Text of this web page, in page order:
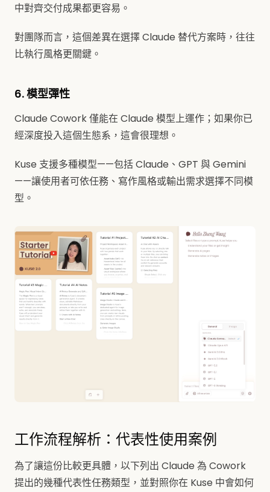
中對齊交付成果都更容易。
對團隊而言，這個差異在選擇 Claude 替代方案時，往往
比執行風格更關鍵。
6. 模型彈性
Claude Cowork 僅能在 Claude 模型上運作；如果你已
經深度投入這個生態系，這會很理想。
Kuse 支援多種模型——包括 Claude、GPT 與 Gemini
——讓使用者可依任務、寫作風格或輸出需求選擇不同模
型。
工作流程解析：代表性使用案例
為了讓這份比較更具體，以下列出 Claude 為 Cowork
提出的幾種代表性任務類型，並對照你在 Kuse 中會如何